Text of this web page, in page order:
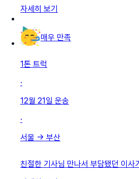
자세히 보기
매우 만족
1톤 트럭
·
12월 21일 운송
·
서울 → 부산
친절한 기사님 만나서 부담됐던 이사